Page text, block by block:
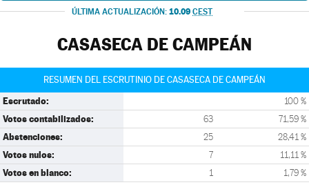
ÚLTIMA ACTUALIZACIÓN: 10.09 CEST
CASASECA DE CAMPEÁN
RESUMEN DEL ESCRUTINIO DE CASASECA DE CAMPEÁN
Escrutado: 100 %
Votos contabilizados: 63 71,59 %
Abstenciones: 25 28,41 %
Votos nulos: 7 11,11 %
Votos en blanco: 1 1,79 %